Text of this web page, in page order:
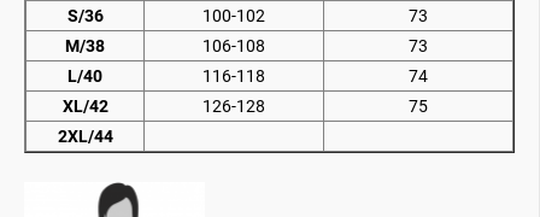
S/36
100-102
73
M/38
106-108
73
L/40
116-118
74
XL/42
126-128
75
2XL/44